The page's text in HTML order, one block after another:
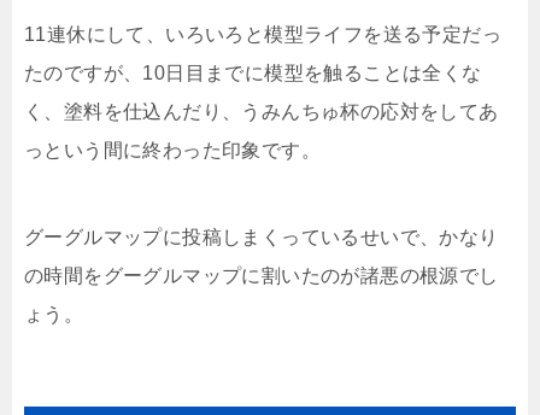
11連休にして、いろいろと模型ライフを送る予定だっ
たのですが、10日目までに模型を触ることは全くな
く、塗料を仕込んだり、うみんちゅ杯の応対をしてあ
っという間に終わった印象です。
グーグルマップに投稿しまくっているせいで、かなり
の時間をグーグルマップに割いたのが諸悪の根源でし
ょう。